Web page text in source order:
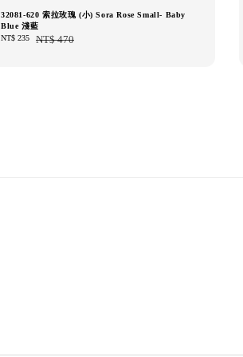
32081-620 索拉玫瑰 (小) Sora Rose Small- Baby
Blue 淺藍
Sale
NT$ 235
Regular
NT$ 470